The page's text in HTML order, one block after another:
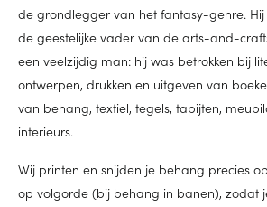
de grondlegger van het fantasy-genre.
de geestelijke vader van de arts-and-
een veelzijdig man: hij was betrokken bij
ontwerpen, drukken en uitgeven van
van behang, textiel, tegels, tapijten,
interieurs.
Wij printen en snijden je behang precies
op volgorde (bij behang in banen), zodat